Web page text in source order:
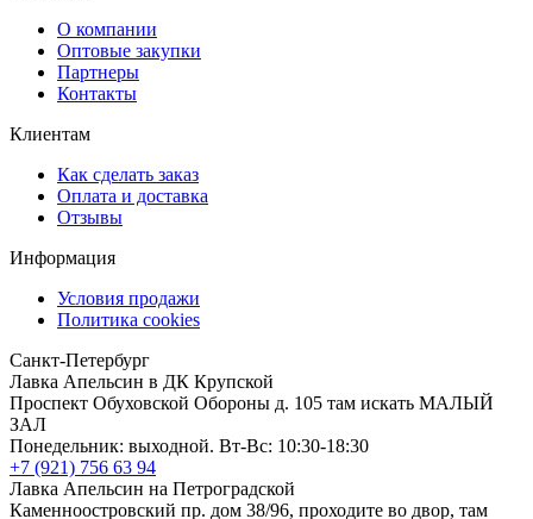
О компании
Оптовые закупки
Партнеры
Контакты
Клиентам
Как сделать заказ
Оплата и доставка
Отзывы
Информация
Условия продажи
Политика cookies
Санкт-Петербург
Лавка Апельсин в ДК Крупской
Проспект Обуховской Обороны д. 105 там искать МАЛЫЙ
ЗАЛ
Понедельник: выходной. Вт-Вс: 10:30-18:30
+7 (921) 756 63 94
Лавка Апельсин на Петроградской
Каменноостровский пр. дом 38/96, проходите во двор, там